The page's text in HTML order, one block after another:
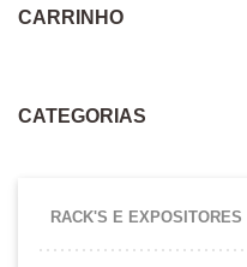
CARRINHO
CATEGORIAS
RACK'S E EXPOSITORES